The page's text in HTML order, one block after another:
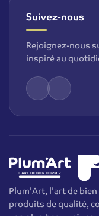
Suivez-nous
Rejoignez-nous
inspiré au
Plum'Art, l'art de
produits de qualité,